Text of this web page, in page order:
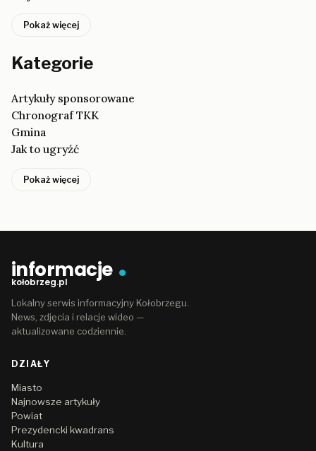
Pokaż więcej
Kategorie
Artykuły sponsorowane
Chronograf TKK
Gmina
Jak to ugryźć
Pokaż więcej
informacje
kołobrzeg.pl
Lokalny serwis informacyjny Kołobrzegu.
News, zdjęcia i relacje wideo —
aktualizowane codziennie.
DZIAŁY
Miasto
Najnowsze artykuły
Powiat
Prezydencki kwadrans
Kultura